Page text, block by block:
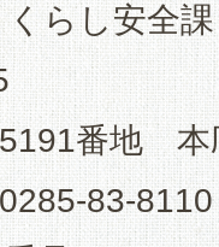
らし安全
番地 本
83-8110